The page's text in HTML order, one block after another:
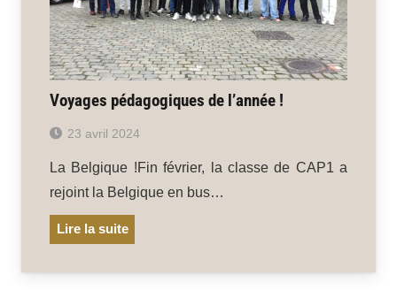
Voyages pédagogiques de l’année !
23 avril 2024
La Belgique !Fin février, la classe de CAP1 a
rejoint la Belgique en bus…
Lire la suite